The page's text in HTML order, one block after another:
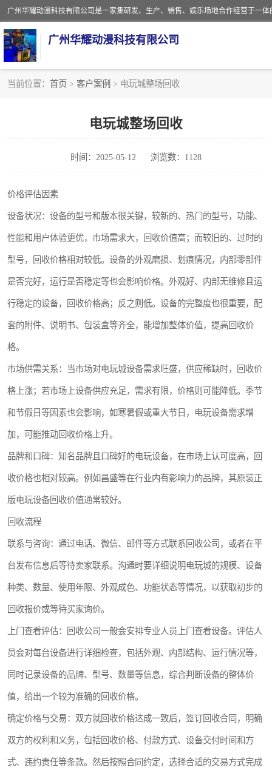
广州华耀动漫科技有限公司
当前位置： 首页 > 客户案例 > 电玩城整场回收
电玩城整场回收
时间：2025-05-12 浏览数：1128
价格评估因素
设备状况：设备的型号和版本很关键，较新的、热门的型号，功能、
性能和用户体验更优，市场需求大，回收价值高；而较旧的、过时的
型号，回收价格相对较低。设备的外观磨损、划痕情况，内部零部件
是否完好，运行是否稳定等也会影响价格。外观好、内部无维修且运
行稳定的设备，回收价格高；反之则低。设备的完整度也很重要，配
套的附件、说明书、包装盒等齐全，能增加整体价值，提高回收价
格。
市场供需关系：当市场对电玩城设备需求旺盛，供应稀缺时，回收价
格上涨；若市场上设备供应充足，需求有限，价格则可能降低。季节
和节假日等因素也会影响，如寒暑假或重大节日，电玩设备需求增
加，可能推动回收价格上升。
品牌和口碑：知名品牌且口碑好的电玩设备，在市场上认可度高，回
收价格也相对较高。例如昌盛等在行业内有影响力的品牌，其原装正
版电玩设备回收价值通常较好。
回收流程
联系与咨询：通过电话、微信、邮件等方式联系回收公司，或者在平
台发布信息后等待卖家联系。沟通时要详细说明电玩城的规模、设备
种类、数量、使用年限、外观成色、功能状态等情况，以获取初步的
回收报价或等待买家询价。
上门查看评估：回收公司一般会安排专业人员上门查看设备。评估人
员会对每台设备进行详细检查，包括外观、内部结构、运行情况等，
同时记录设备的品牌、型号、数量等信息，综合判断设备的整体价
值，给出一个较为准确的回收价格。
确定价格与交易：双方就回收价格达成一致后，签订回收合同，明确
双方的权利和义务，包括回收价格、付款方式、设备交付时间和方
式、违约责任等条款。然后按照合同约定，选择合适的交易方式完成
游戏厅回收